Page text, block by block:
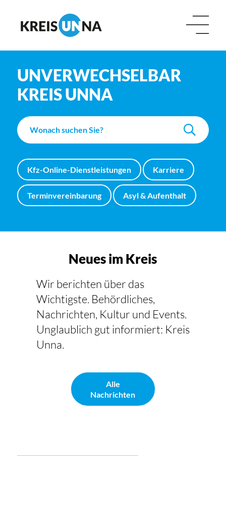
UNVERWECHSELBAR
KREIS UNNA
Kfz-Online-Dienstleistungen Karriere
Terminvereinbarung Asyl & Aufenthalt
Neues im Kreis
Wir berichten über das
Wichtigste. Behördliches,
Nachrichten, Kultur und Events.
Unglaublich gut informiert: Kreis
Unna.
Alle
Nachrichten